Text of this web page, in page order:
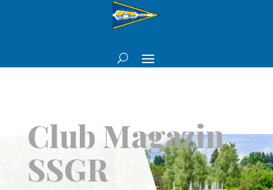
Club Magazin
SSGR